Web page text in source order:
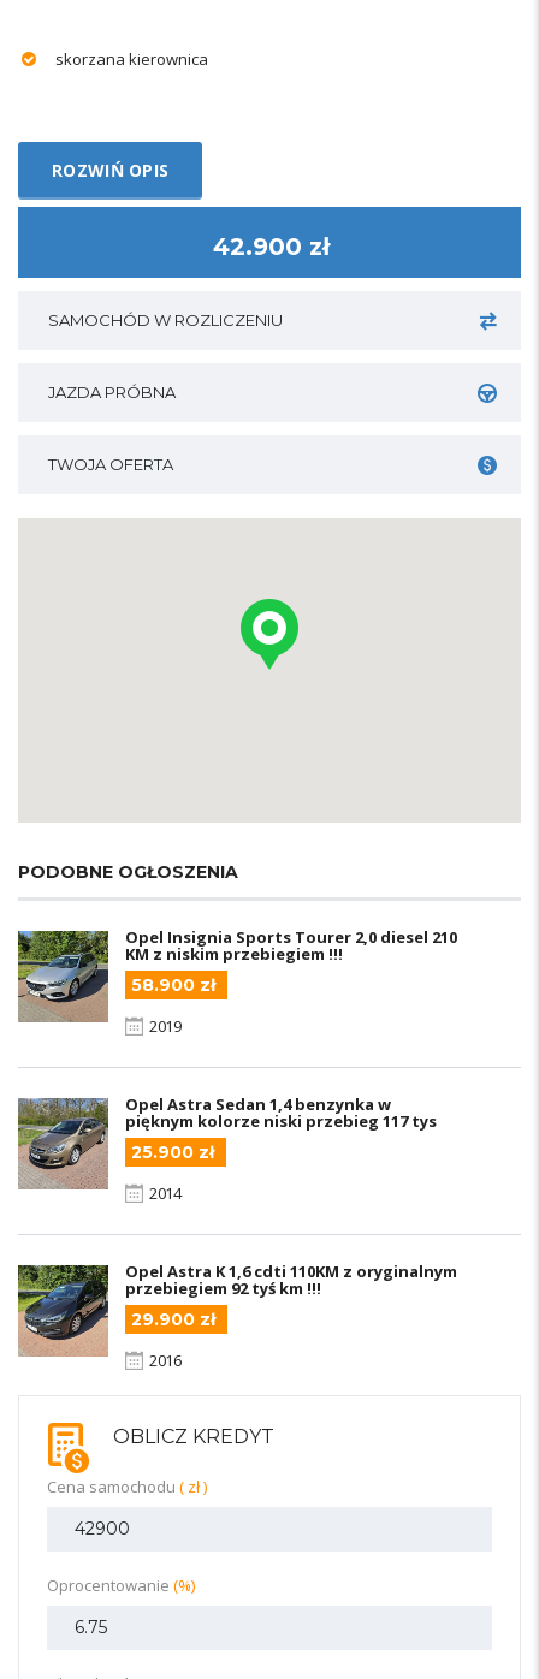
skorzana kierownica
ROZWIŃ OPIS
42.900 zł
SAMOCHÓD W ROZLICZENIU
JAZDA PRÓBNA
TWOJA OFERTA
PODOBNE OGŁOSZENIA
Opel Insignia Sports Tourer 2,0 diesel 210
KM z niskim przebiegiem !!!
58.900 zł
2019
Opel Astra Sedan 1,4 benzynka w
pięknym kolorze niski przebieg 117 tys
25.900 zł
2014
Opel Astra K 1,6 cdti 110KM z oryginalnym
przebiegiem 92 tyś km !!!
29.900 zł
2016
OBLICZ KREDYT
Cena samochodu ( zł )
Oprocentowanie (%)